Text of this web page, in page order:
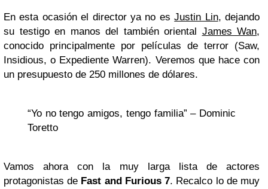
En esta ocasión el director ya no esJustin Lin, dejando
su testigo en manos del también oriental James Wan,
conocido principalmente por películas de terror (Saw,
Insidious, o Expediente Warren). Veremos que hace con
un presupuesto de 250 millones de dólares.
“Yo no tengo amigos, tengo familia” – Dominic
Toretto
Vamos ahora con la muy larga lista de actores
protagonistas de Fast and Furious 7. Recalco lo de muy